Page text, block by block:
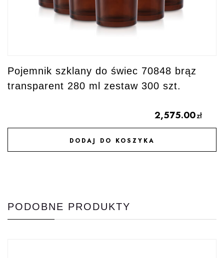
Pojemnik szklany do świec 70848 brąz
transparent 280 ml zestaw 300 szt.
2,575.00zł
DODAJ DO KOSZYKA
DODAJ DO ULUBIONYCH
PODOBNE PRODUKTY